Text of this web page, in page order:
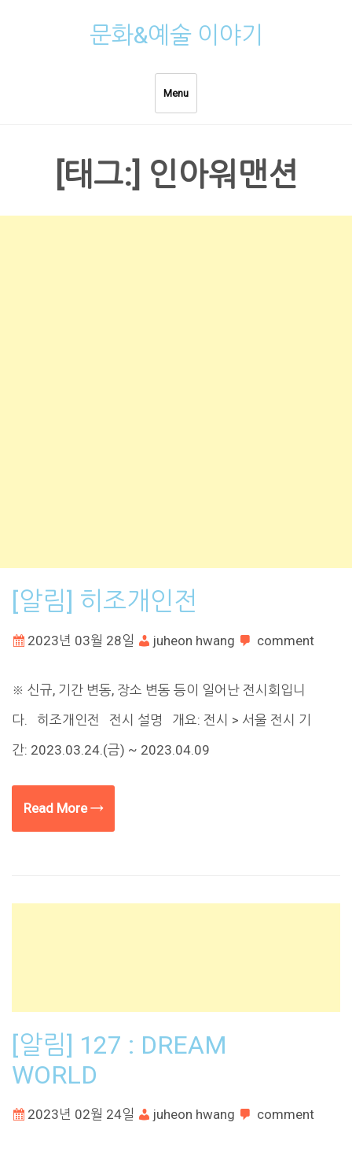
문화&예술 이야기
Menu
[태그:] 인아워맨션
[알림] 히조개인전
2023년 03월 28일 juheon hwang comment
※ 신규, 기간 변동, 장소 변동 등이 일어난 전시회입니
다. 히조개인전 전시 설명 개요: 전시 > 서울 전시 기
간: 2023.03.24.(금) ~ 2023.04.09
Read More →
[알림] 127 : DREAM
WORLD
2023년 02월 24일 juheon hwang comment